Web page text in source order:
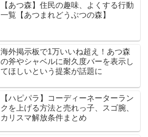
【あつ森】住民の趣味、よくする行動
一覧【あつまれどうぶつの森】
海外掲示板で1万いいね超え！あつ森
の斧やシャベルに耐久度バーを表示し
てほしいという提案が話題に
【ハピパラ】コーディーネーターラン
クを上げる方法と売れっ子、スゴ腕、
カリスマ解放条件まとめ